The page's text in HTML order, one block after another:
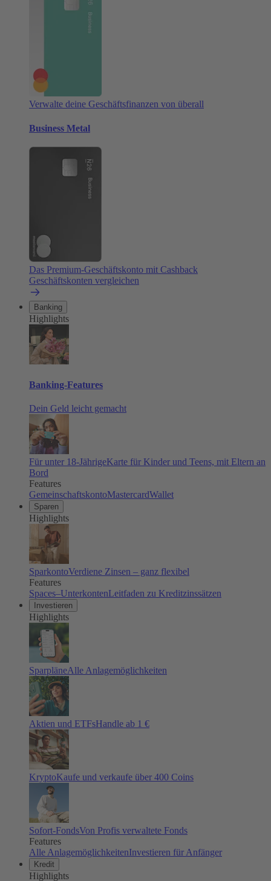
Verwalte deine Geschäftsfinanzen von überall
Business Metal
Das Premium-Geschäftskonto mit Cashback
Geschäftskonten vergleichen
Banking
Highlights
Banking-Features
Dein Geld leicht gemacht
Für unter 18-JährigeKarte für Kinder und Teens, mit Eltern an
Bord
Features
GemeinschaftskontoMastercardWallet
Sparen
Highlights
SparkontoVerdiene Zinsen – ganz flexibel
Features
Spaces–UnterkontenLeitfaden zu Kreditzinssätzen
Investieren
Highlights
SparpläneAlle Anlagemöglichkeiten
Aktien und ETFsHandle ab 1 €
KryptoKaufe und verkaufe über 400 Coins
Sofort-FondsVon Profis verwaltete Fonds
Features
Alle AnlagemöglichkeitenInvestieren für Anfänger
Kredit
Highlights